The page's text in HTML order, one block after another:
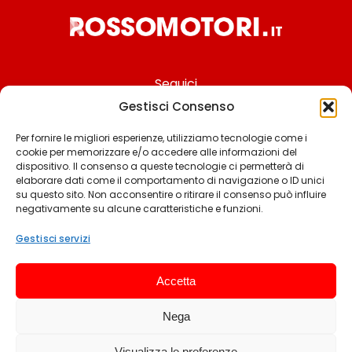
Gestisci Consenso
Per fornire le migliori esperienze, utilizziamo tecnologie come i
cookie per memorizzare e/o accedere alle informazioni del
dispositivo. Il consenso a queste tecnologie ci permetterà di
elaborare dati come il comportamento di navigazione o ID unici
su questo sito. Non acconsentire o ritirare il consenso può influire
negativamente su alcune caratteristiche e funzioni.
Gestisci servizi
Accetta
Nega
Seguici
Chi siamo
Contattaci
Termini & Condizioni
Privacy policy
© 2025 Rossomotori.it. Tutti i diritti riservati.